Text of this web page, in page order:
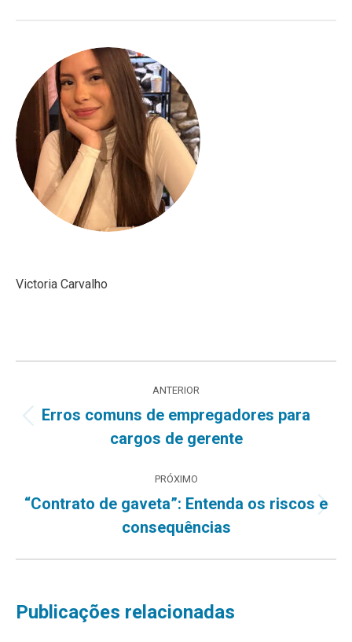
Victoria Carvalho
de
ANTERIOR
Post
anterior:
Erros comuns de empregadores para
cargos de gerente
PRÓXIMO
Próximo
post:
“Contrato de gaveta”: Entenda os riscos e
consequências
Publicações relacionadas